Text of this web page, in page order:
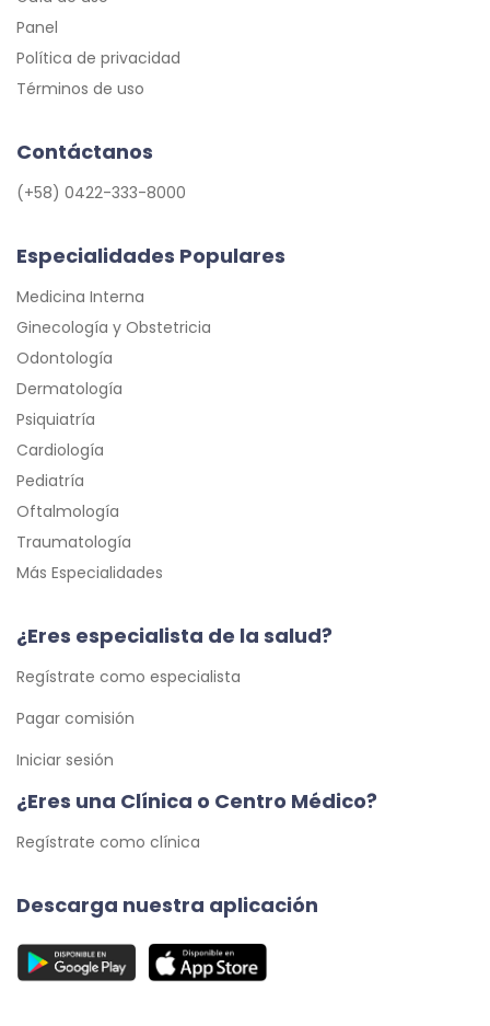
Panel
Política de privacidad
Términos de uso
Contáctanos
(+58) 0422-333-8000
Especialidades Populares
Medicina Interna
Ginecología y Obstetricia
Odontología
Dermatología
Psiquiatría
Cardiología
Pediatría
Oftalmología
Traumatología
Más Especialidades
¿Eres especialista de la salud?
Regístrate como especialista
Pagar comisión
Iniciar sesión
¿Eres una Clínica o Centro Médico?
Regístrate como clínica
Descarga nuestra aplicación